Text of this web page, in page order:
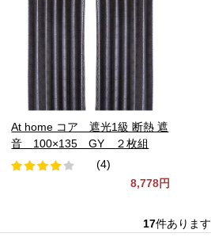
At home コア 遮光1級 断熱 遮
音 100×135 GY ２枚組
(4)
8,778円
17件あります